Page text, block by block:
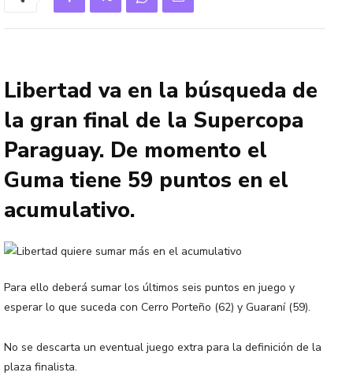
Libertad va en la búsqueda de
la gran final de la Supercopa
Paraguay. De momento el
Guma tiene 59 puntos en el
acumulativo.
Para ello deberá sumar los últimos seis puntos en juego y
esperar lo que suceda con Cerro Porteño (62) y Guaraní (59).
No se descarta un eventual juego extra para la definición de la
plaza finalista.